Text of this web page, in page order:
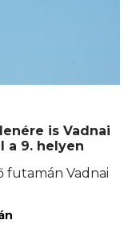
is Vadnai
a 9. helyen
futamán Vadnai